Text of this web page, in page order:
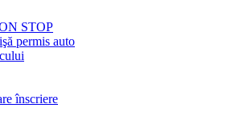
STOP
permis auto
înscriere